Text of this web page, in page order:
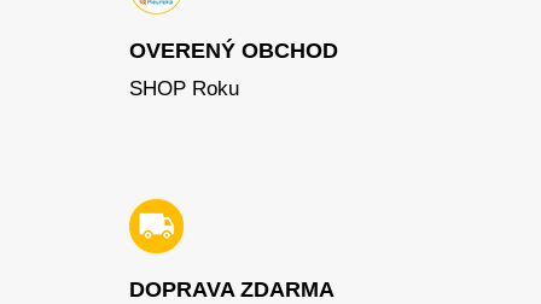
OVERENÝ OBCHOD
SHOP Roku
DOPRAVA ZDARMA